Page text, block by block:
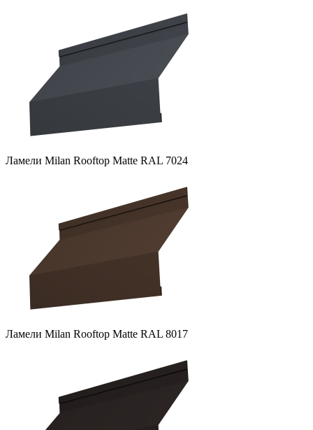
Ламели Milan Rooftop Matte RAL 7024
Ламели Milan Rooftop Matte RAL 8017